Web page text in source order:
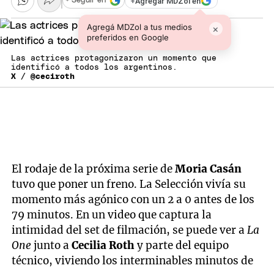
Agregá MDZol a tus medios
preferidos en Google
×
Las actrices protagonizaron un momento que
identificó a todos los argentinos.
X / @ceciroth
El rodaje de la próxima serie deMoria Casán
tuvo que poner un freno. La Selección vivía su
momento más agónico con un 2 a 0 antes de los
79 minutos. En un video que captura la
intimidad del set de filmación, se puede ver aLa
Onejunto aCecilia Rothy parte del equipo
técnico, viviendo los interminables minutos de